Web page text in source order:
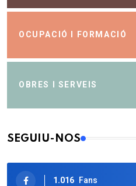
OCUPACIÓ I FORMACIÓ
OBRES I SERVEIS
SEGUIU-NOS
1.016 Fans